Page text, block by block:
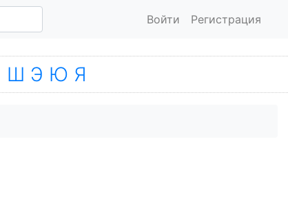
Войти Регистрация
Ш Э Ю Я